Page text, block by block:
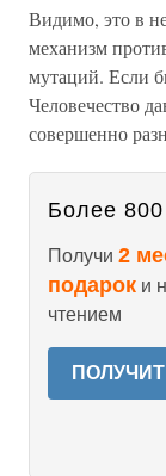
Видимо, это в
механизм
мутаций. Если
Человечество
совершенно
Более 800
Получи 2
подарок и
чтением